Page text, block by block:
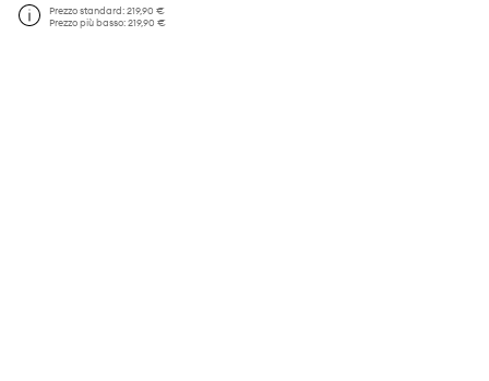
Prezzo standard:219,90 €
Prezzo più basso:219,90 €